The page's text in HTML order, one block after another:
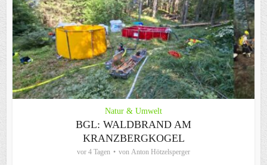
Natur & Umwelt
BGL: WALDBRAND AM
KRANZBERGKOGEL
vor 4 Tagen von Anton Hötzelsperger